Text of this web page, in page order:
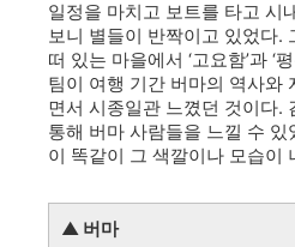
일정을 마치고 보트를 타고 시
보니 별들이 반짝이고 있었다.
떠 있는 마을에서 ‘고요함’과 ‘
팀이 여행 기간 버마의 역사와
면서 시종일관 느꼈던 것이다.
통해 버마 사람들을 느낄 수 있
이 똑같이 그 색깔이나 모습이
▲ 버마